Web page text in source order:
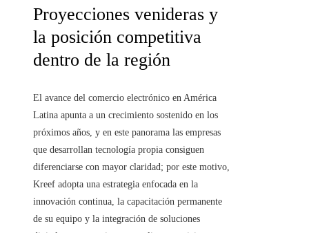
Proyecciones venideras y
la posición competitiva
dentro de la región
El avance del comercio electrónico en América
Latina apunta a un crecimiento sostenido en los
próximos años, y en este panorama las empresas
que desarrollan tecnología propia consiguen
diferenciarse con mayor claridad; por este motivo,
Kreef adopta una estrategia enfocada en la
innovación continua, la capacitación permanente
de su equipo y la integración de soluciones